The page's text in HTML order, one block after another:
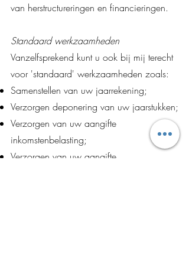
van herstructureringen en financieringen.
Standaard werkzaamheden
Vanzelfsprekend kunt u ook bij mij terecht
voor 'standaard' werkzaamheden zoals:
Samenstellen van uw jaarrekening;
Verzorgen deponering van uw jaarstukken;
Verzorgen van uw aangifte
inkomstenbelasting;
Verzorgen van uw aangifte